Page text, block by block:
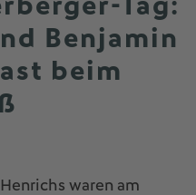
Tag:
Benjamin
beim
waren am